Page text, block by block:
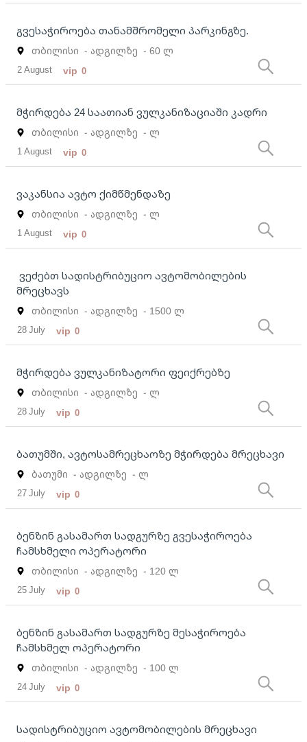
გვესაჭიროება თანამშრომელი პარკინგზე.
თბილისი - ადგილზე - 60 ლ
2 August vip 0
მჭირდება 24 საათიან ვულკანიზაციაში კადრი
თბილისი - ადგილზე - ლ
1 August vip 0
ვაკანსია ავტო ქიმწმენდაზე
თბილისი - ადგილზე - ლ
1 August vip 0
ვეძებთ სადისტრიბუციო ავტომობილების
მრეცხავს
თბილისი - ადგილზე - 1500 ლ
28 July vip 0
მჭირდება ვულკანიზატორი ფეიქრებზე
თბილისი - ადგილზე - ლ
28 July vip 0
ბათუმში, ავტოსამრეცხაოზე მჭირდება მრეცხავი
ბათუმი - ადგილზე - ლ
27 July vip 0
ბენზინ გასამართ სადგურზე გვესაჭიროება
ჩამსხმელი ოპერატორი
თბილისი - ადგილზე - 120 ლ
25 July vip 0
ბენზინ გასამართ სადგურზე მესაჭიროება
ჩამსხმელ ოპერატორი
თბილისი - ადგილზე - 100 ლ
24 July vip 0
სადისტრიბუციო ავტომობილების მრეცხავი